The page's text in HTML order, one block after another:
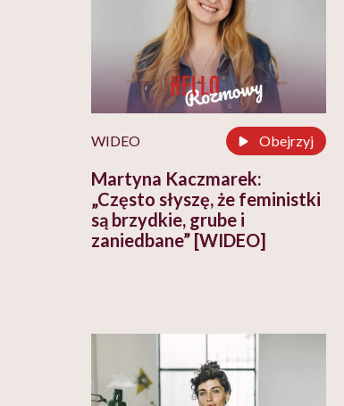
WIDEO Obejrzyj
Martyna Kaczmarek:
„Często słyszę, że feministki
są brzydkie, grube i
zaniedbane” [WIDEO]